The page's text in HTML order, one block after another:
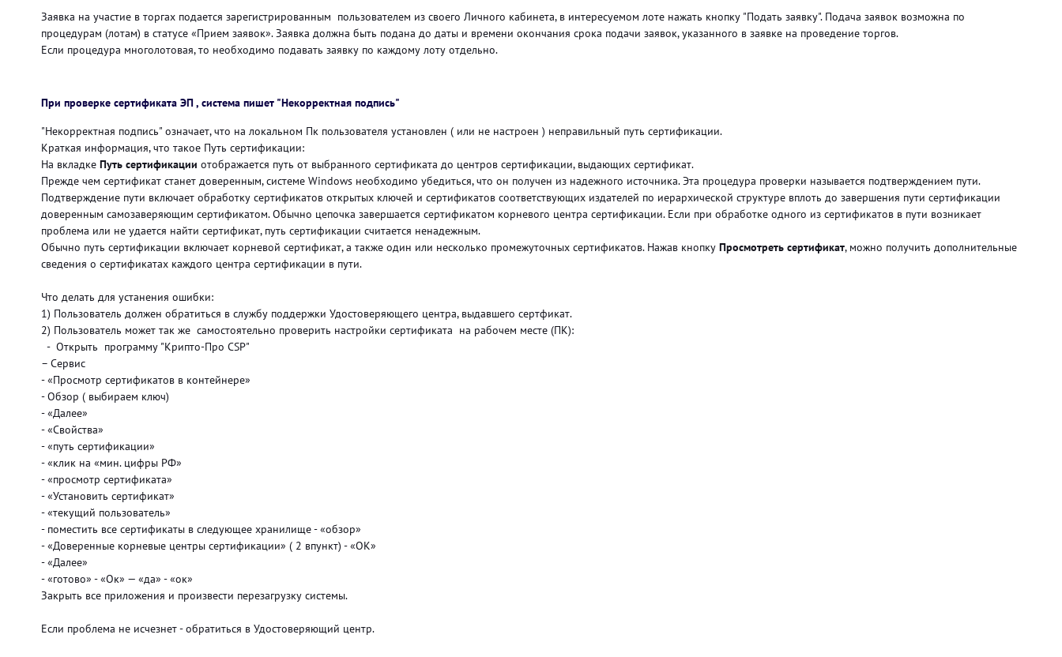
Заявка на участие в торгах подается зарегистрированным пользователем из своего Личного кабинета, в интересуемом лоте нажать кнопку "Подать заявку". Подача заявок возможна по
процедурам (лотам) в статусе «Прием заявок». Заявка должна быть подана до даты и времени окончания срока подачи заявок, указанного в заявке на проведение торгов.
Если процедура многолотовая, то необходимо подавать заявку по каждому лоту отдельно.
При проверке сертификата ЭП , система пишет "Некорректная подпись"
"Некорректная подпись" означает, что на локальном Пк пользователя установлен ( или не настроен ) неправильный путь сертификации.
Краткая информация, что такое Путь сертификации:
На вкладке Путь сертификации отображается путь от выбранного сертификата до центров сертификации, выдающих сертификат.
Прежде чем сертификат станет доверенным, системе Windows необходимо убедиться, что он получен из надежного источника. Эта процедура проверки называется подтверждением пути.
Подтверждение пути включает обработку сертификатов открытых ключей и сертификатов соответствующих издателей по иерархической структуре вплоть до завершения пути сертификации
доверенным самозаверяющим сертификатом. Обычно цепочка завершается сертификатом корневого центра сертификации. Если при обработке одного из сертификатов в пути возникает
проблема или не удается найти сертификат, путь сертификации считается ненадежным.
Обычно путь сертификации включает корневой сертификат, а также один или несколько промежуточных сертификатов. Нажав кнопку Просмотреть сертификат, можно получить дополнительные
сведения о сертификатах каждого центра сертификации в пути.
Что делать для устанения ошибки:
1) Пользователь должен обратиться в службу поддержки Удостоверяющего центра, выдавшего сертфикат.
2) Пользователь может так же самостоятельно проверить настройки сертификата на рабочем месте (ПК):
- Открыть программу "Крипто-Про CSP"
– Сервис
- «Просмотр сертификатов в контейнере»
- Обзор ( выбираем ключ)
- «Далее»
- «Свойства»
- «путь сертификации»
- «клик на «мин. цифры РФ»
- «просмотр сертификата»
- «Установить сертификат»
- «текущий пользователь»
- поместить все сертификаты в следующее хранилище - «обзор»
- «Доверенные корневые центры сертификации» ( 2 впункт) - «ОК»
- «Далее»
- «готово» - «Ок» — «да» - «ок»
Закрыть все приложения и произвести перезагрузку системы.
Если проблема не исчезнет - обратиться в Удостоверяющий центр.